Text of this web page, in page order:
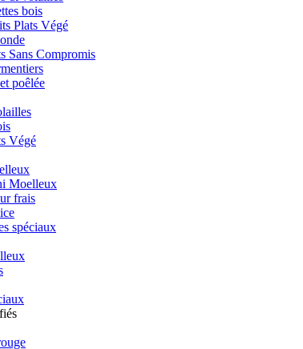
bois
Plats Végé
Sans Compromis
poêlée
Végé
Moelleux
frais
spéciaux